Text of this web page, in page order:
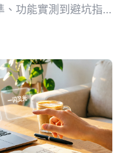
、功能實測到避坑指